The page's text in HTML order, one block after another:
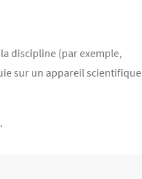
discipline (par exemple,
sur un appareil scientifique